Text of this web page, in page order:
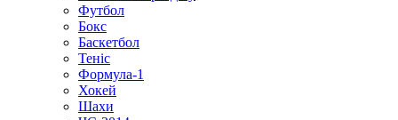
Футбол
Бокс
Баскетбол
Теніс
Формула-1
Хокей
Шахи